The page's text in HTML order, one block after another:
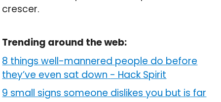
crescer.
Trending around the web:
8 things well-mannered people do before
they’ve even sat down - Hack Spirit
9 small signs someone dislikes you but is far